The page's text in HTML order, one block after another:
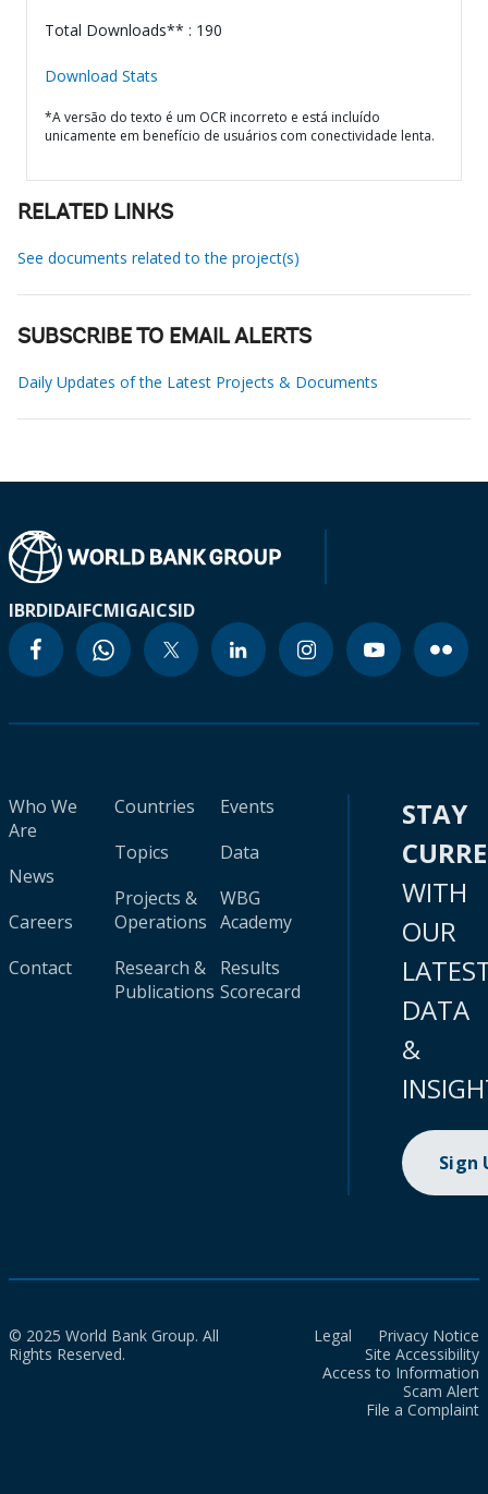
Total Downloads** : 190
Download Stats
*A versão do texto é um OCR incorreto e está incluído
unicamente em benefício de usuários com conectividade lenta.
RELATED LINKS
See documents related to the project(s)
SUBSCRIBE TO EMAIL ALERTS
Daily Updates of the Latest Projects & Documents
IBRDIDAIFCMIGAICSID
Who We
Are
News
Careers
Contact
Countries
Topics
Projects &
Operations
Research &
Publications
Events
Data
WBG
Academy
Results
Scorecard
STAY
WITH
OUR
DATA
&
Sign
© 2025 World Bank Group. All
Rights Reserved.
Legal
Privacy Notice
Site Accessibility
Access to Information
Scam Alert
File a Complaint